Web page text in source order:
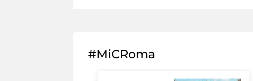
#MiCRoma